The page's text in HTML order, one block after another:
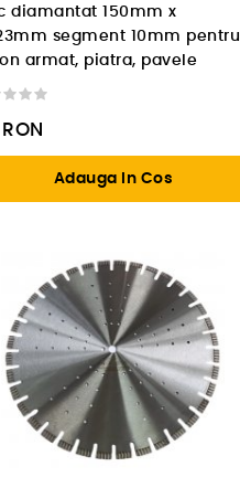
diamantat 150mm x
segment 10mm pentru
armat, piatra, pavele
RON
Adauga In Cos